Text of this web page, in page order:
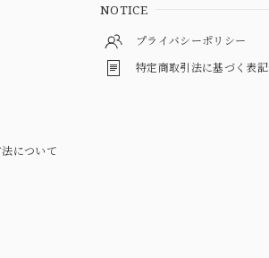
について
NOTICE
プライバシーポリシー
特定商取引法に基づく表記